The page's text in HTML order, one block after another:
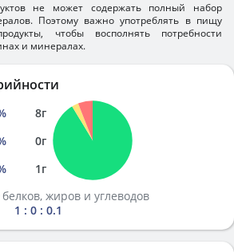
не может содержать полный набор
Поэтому важно употреблять в пищу
чтобы восполнять потребности
и минералах.
8г
0г
1г
жиров и углеводов
1 : 0 : 0.1